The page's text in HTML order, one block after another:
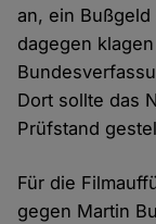
an, ein
dagegen
Dort sollte das
Prüfstand
Für die
gegen Martin